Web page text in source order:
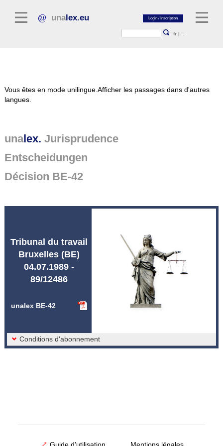
unalex.eu
fr |
Textes législatifs
Jurisprudence
Vous êtes en mode unilingue. Afficher les passages dans d'autres
langues.
unalex. Jurisprudence
Entscheidungen
Décision BE-42
Tribunal du travail
Bruxelles (BE)
04.07.1989 -
89/12486
unalex BE-42
Conditions d'abonnement